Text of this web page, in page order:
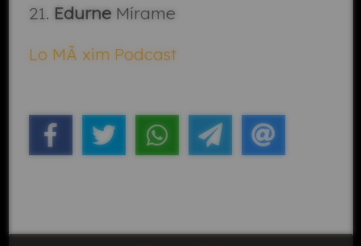
21. EdurneMírame
Lo MÃ xim Podcast